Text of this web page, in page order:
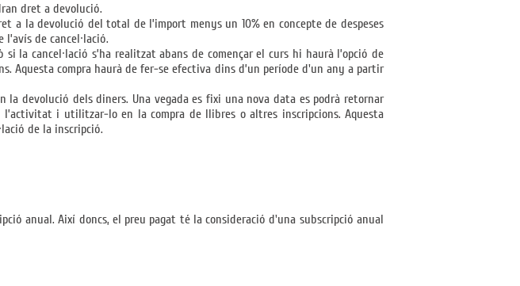
dret a devolució.
a la devolució del total de l’import menys un 10% en concepte de despeses
de cancel·lació.
la cancel·lació s’ha realitzat abans de començar el curs hi haurà l’opció de
Aquesta compra haurà de fer-se efectiva dins d’un període d'un any a partir
la devolució dels diners. Una vegada es fixi una nova data es podrà retornar
i utilitzar-lo en la compra de llibres o altres inscripcions. Aquesta
de la inscripció.
anual. Així doncs, el preu pagat té la consideració d'una subscripció anual